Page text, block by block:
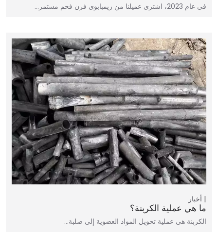
في عام 2023، اشترى عميلنا من زيمبابوي فرن فحم مستمر…
أخبار
ما هي عملية الكربنة؟
الكربنة هي عملية تحويل المواد العضوية إلى صلبة…